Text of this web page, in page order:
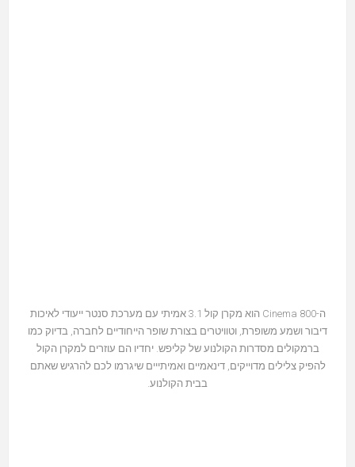
ה-Cinema 800 הוא מקרן קול 3.1 אמיתי עם מערכת סנטר ייעודי לאיכות
דיבור ושמע משופרת, וטוויטרים בצורת שופר הייחודיים לחברה, בדיוק כמו
ברמקולים מסדרות הקולנוע של קליפש. יחדיו הם עוזרים למקרן הקול
להפיק צלילים מדוייקים, דינאמיים ואמיתייים שיגרמו לכם להרגיש שאתם
בבית הקולנוע.